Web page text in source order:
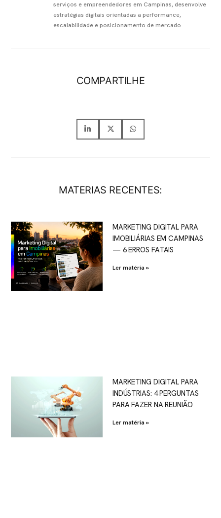
serviços e empreendedores em Campinas, desenvolve
estratégias digitais orientadas a performance,
escalabilidade e posicionamento de mercado
COMPARTILHE
MATERIAS RECENTES:
MARKETING DIGITAL PARA
IMOBILIÁRIAS EM CAMPINAS
— 6 ERROS FATAIS
Ler matéria »
MARKETING DIGITAL PARA
INDÚSTRIAS: 4 PERGUNTAS
PARA FAZER NA REUNIÃO
Ler matéria »